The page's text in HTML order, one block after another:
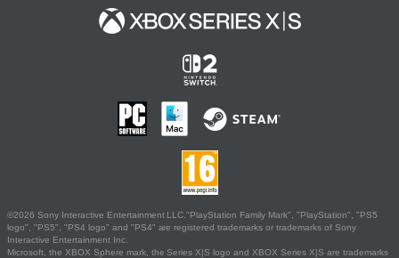
©2026 Sony Interactive Entertainment LLC."PlayStation Family Mark", "PlayStation", "PS5
logo", "PS5", "PS4 logo" and "PS4" are registered trademarks or trademarks of Sony
Interactive Entertainment Inc.
Microsoft, the XBOX Sphere mark, the Series X|S logo and XBOX Series X|S are trademarks